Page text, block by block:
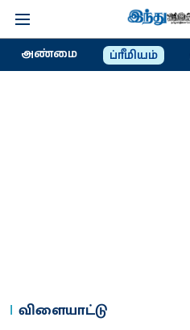
அண்மை ப்ரீமியம்
விளையாட்டு